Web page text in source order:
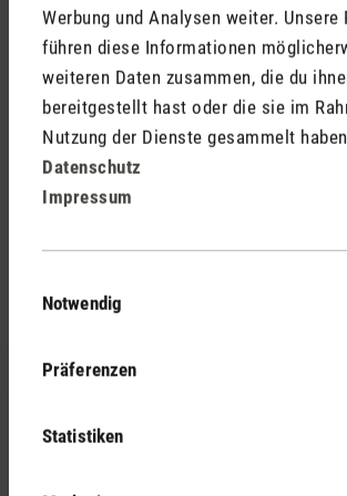
Werbung und Analysen weiter. Unsere
führen diese Informationen
weiteren Daten zusammen, die du
bereitgestellt hast oder die sie im
Nutzung der Dienste gesammelt
Datenschutz
Impressum
Notwendig
Präferenzen
Statistiken
Effektfeuer in vier Farben
Für den passenden Flammen-Effekt stehen
Auswahl: Bernsteinfarben für eine
Flammenwirkung sowie Rot, Blau und Grün